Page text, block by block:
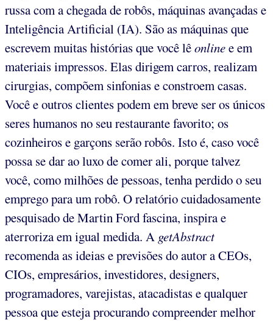
russa com a chegada de robôs, máquinas avançadas e
Inteligência Artificial (IA). São as máquinas que
escrevem muitas histórias que você lêonlinee em
materiais impressos. Elas dirigem carros, realizam
cirurgias, compõem sinfonias e constroem casas.
Você e outros clientes podem em breve ser os únicos
seres humanos no seu restaurante favorito; os
cozinheiros e garçons serão robôs. Isto é, caso você
possa se dar ao luxo de comer ali, porque talvez
você, como milhões de pessoas, tenha perdido o seu
emprego para um robô. O relatório cuidadosamente
pesquisado de Martin Ford fascina, inspira e
aterroriza em igual medida. A getAbstract
recomenda as ideias e previsões do autor a CEOs,
CIOs, empresários, investidores, designers,
programadores, varejistas, atacadistas e qualquer
pessoa que esteja procurando compreender melhor